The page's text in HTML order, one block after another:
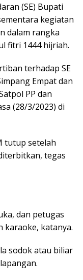
(SE) Bupati
kegiatan
dalam rangka
fitri 1444 hijriah.
terhadap SE
Empat dan
PP dan
(28/3/2023) di
tutup setelah
tegas
dan petugas
karaoke, katanya.
sodok atau biliar